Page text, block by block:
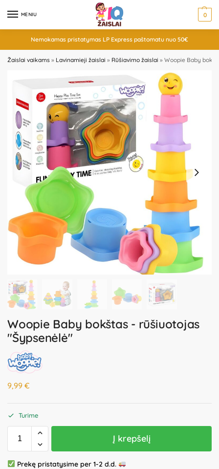
MENIU 0
Nemokamas pristatymas LP Express paštomatu nuo 50€
Žaislai vaikams » Lavinamieji žaislai » Rūšiavimo žaislai » Woopie Baby
Woopie Baby bokštas - rūšiuotojas
"Šypsenėlė"
9,99 €
Turime
Į krepšelį
Prekę pristatysime per 1-2 d.d.